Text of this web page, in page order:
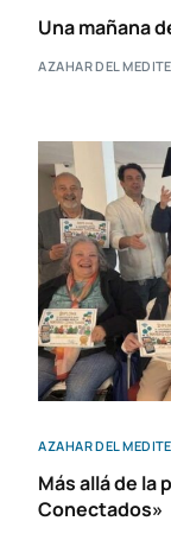
Una mañana
AZAHAR DEL
AZAHAR DEL
Más allá de la
Conectados»